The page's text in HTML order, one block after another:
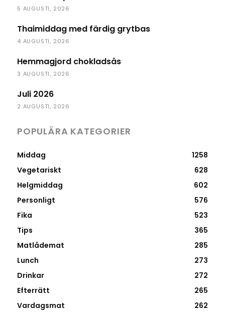
5 AUGUSTI, 2026
Thaimiddag med färdig grytbas
4 AUGUSTI, 2026
Hemmagjord chokladsås
3 AUGUSTI, 2026
Juli 2026
2 AUGUSTI, 2026
POPULÄRA KATEGORIER
Middag
1258
Vegetariskt
628
Helgmiddag
602
Personligt
576
Fika
523
Tips
365
Matlådemat
285
Lunch
273
Drinkar
272
Efterrätt
265
Vardagsmat
262